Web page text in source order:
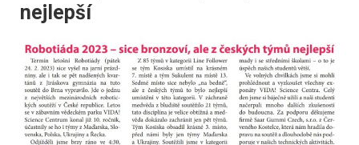
nejlepší